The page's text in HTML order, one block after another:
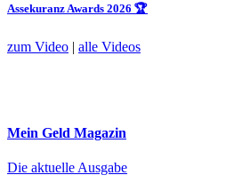
Assekuranz Awards 2026 🏆
zum Video | alle Videos
Mein Geld Magazin
Die aktuelle Ausgabe